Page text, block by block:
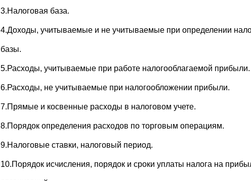
3.Налоговая база.
4.Доходы, учитываемые и не учитываемые при определении
базы.
5.Расходы, учитываемые при работе налогооблагаемой прибыли.
6.Расходы, не учитываемые при налогообложении прибыли.
7.Прямые и косвенные расходы в налоговом учете.
8.Порядок определения расходов по торговым операциям.
9.Налоговые ставки, налоговый период.
10.Порядок исчисления, порядок и сроки уплаты налога на